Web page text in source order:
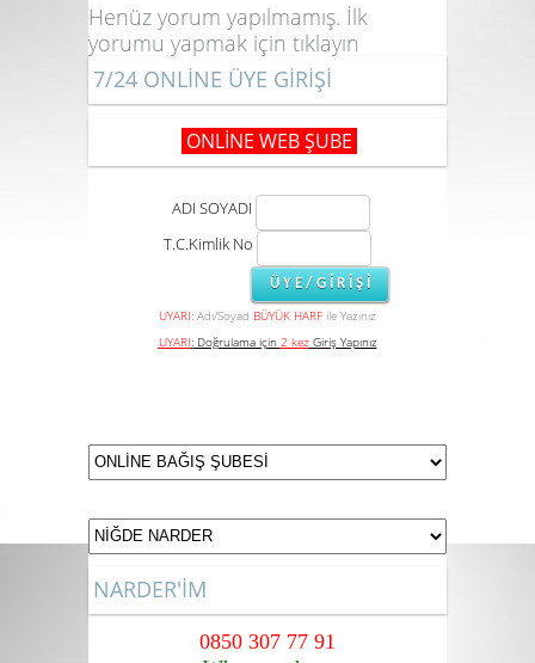
Henüz yorum yapılmamış. İlk
yorumu yapmak için tıklayın
7/24 ONLİNE ÜYE GİRİŞİ
ONLİNE WEB ŞUBE
ADI SOYADI
T.C.Kimlik No
UYARI: Adı/Soyad BÜYÜK HARF ile Yazınız
UYARI:Doğrulama için 2 kez Giriş Yapınız
NARDER'İM
0850 307 77 91